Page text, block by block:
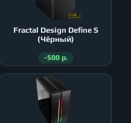
Fractal Design Define S
(Чёрный)
-500 р.